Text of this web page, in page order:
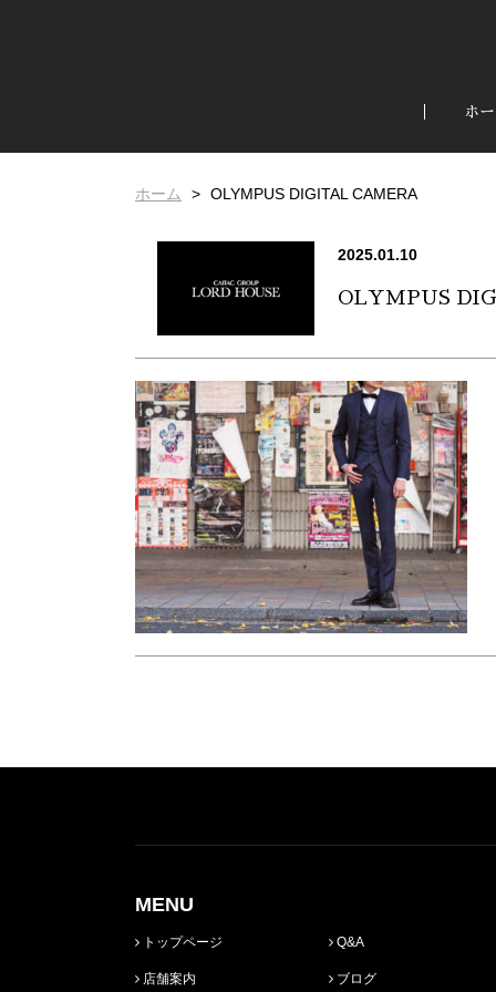
ホ
ホーム OLYMPUS DIGITAL CAMERA
2025.01.10
OLYMPUS
MENU
トップページ
店舗案内
Q&A
ブログ